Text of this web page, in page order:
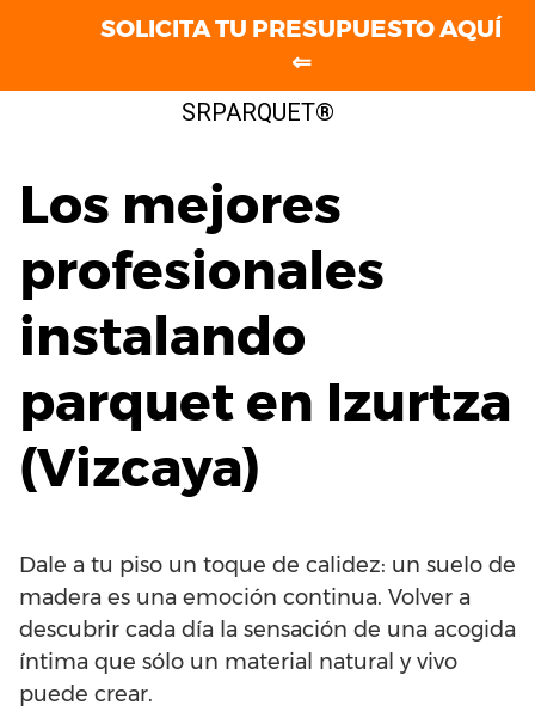
SRPARQUET®
Los mejores
profesionales
instalando
parquet en Izurtza
(Vizcaya)
Dale a tu piso un toque de calidez: un suelo de
madera es una emoción continua. Volver a
descubrir cada día la sensación de una acogida
íntima que sólo un material natural y vivo
puede crear.
SOLICITA TU PRESUPUESTO AQUÍ
⇐